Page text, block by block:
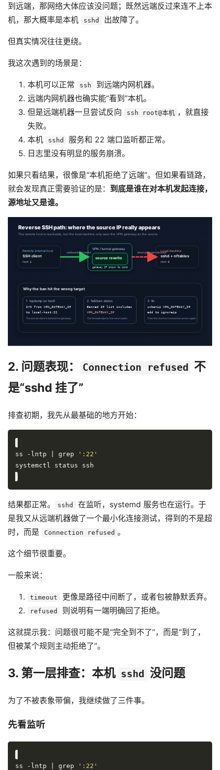
到远端，那网络大体应该没问题；既然远端反过来连不上本
机，那大概率是本机
sshd 出故障了。
但真实情况往往更绕。
我这次遇到的场景是：
本机可以正常 ssh
到远端内网机器。
远端内网机器也确实能“看到”本机。
但是远端机器一旦尝试反向
ssh root@本机 ，就直接
失败。
本机
sshd
服务和 22 端口监听都正常。
日志里没有明显的服务崩溃。
如果只看结果，很像是“本机拒绝了远端”。但如果看链路，
就会发现真正需要验证的是： 到底是谁在对本机发起连接，
源地址又是谁。
2. 问题表现： Connection refused
不
是“sshd 挂了”
排查初期，我先从最基础的地方开始：
ss -lntp | grep
':22'
结果都正常。 sshd
在监听，systemd 服务也在运行。于
是我又从远端机器做了一个最小化连接测试，得到的不是超
时，而是
Connection refused 。
这个细节很重要。
一般来说：
timeout 更像是路径中间断了，或者包被静默丢弃。
refused 则说明有一端明确回了拒绝。
这就提示我：问题很可能不是“完全到不了”，而是“到了，
但被某个规则主动拒绝了”。
3. 第一层排查：本机 sshd 没问题
为了不被表象带偏，我继续做了三件事。
先看监听
ss -lntp | grep ':22'